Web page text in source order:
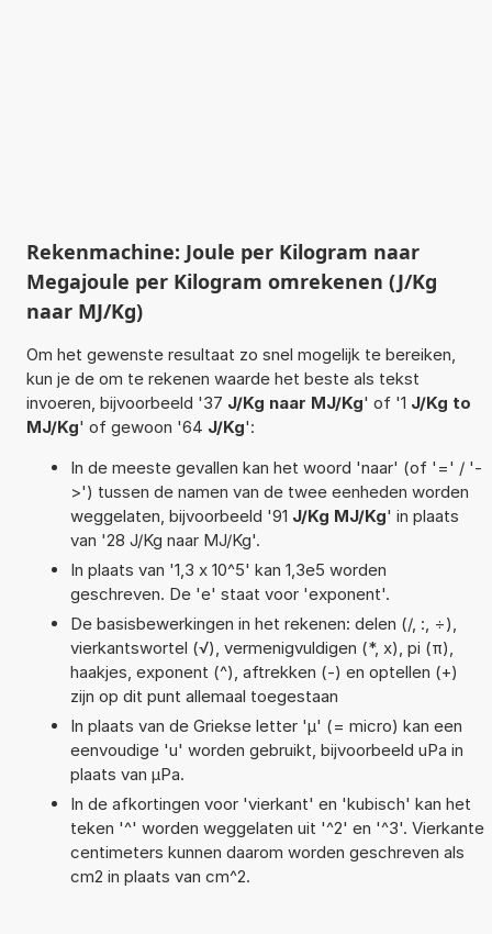
Rekenmachine: Joule per Kilogram naar
Megajoule per Kilogram omrekenen (J/Kg
naar MJ/Kg)
Om het gewenste resultaat zo snel mogelijk te bereiken,
kun je de om te rekenen waarde het beste als tekst
invoeren, bijvoorbeeld '37 J/Kg naar MJ/Kg' of '1 J/Kg to
MJ/Kg' of gewoon '64 J/Kg':
In de meeste gevallen kan het woord 'naar' (of '=' / '-
>') tussen de namen van de twee eenheden worden
weggelaten, bijvoorbeeld '91 J/Kg MJ/Kg' in plaats
van '28 J/Kg naar MJ/Kg'.
In plaats van '1,3 x 10^5' kan 1,3e5 worden
geschreven. De 'e' staat voor 'exponent'.
De basisbewerkingen in het rekenen: delen (/, :, ÷),
vierkantswortel (√), vermenigvuldigen (*, x), pi (π),
haakjes, exponent (^), aftrekken (-) en optellen (+)
zijn op dit punt allemaal toegestaan
In plaats van de Griekse letter 'µ' (= micro) kan een
eenvoudige 'u' worden gebruikt, bijvoorbeeld uPa in
plaats van µPa.
In de afkortingen voor 'vierkant' en 'kubisch' kan het
teken '^' worden weggelaten uit '^2' en '^3'. Vierkante
centimeters kunnen daarom worden geschreven als
cm2 in plaats van cm^2.